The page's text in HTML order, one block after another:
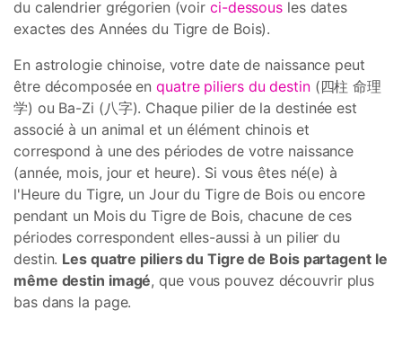
du calendrier grégorien (voir ci-dessous les dates
exactes des Années du Tigre de Bois).
En astrologie chinoise, votre date de naissance peut
être décomposée enquatre piliers du destin(四柱 命理
学) ou Ba-Zi (八字). Chaque pilier de la destinée est
associé à un animal et un élément chinois et
correspond à une des périodes de votre naissance
(année, mois, jour et heure). Si vous êtes né(e) à
l'Heure du Tigre, un Jour du Tigre de Bois ou encore
pendant un Mois du Tigre de Bois, chacune de ces
périodes correspondent elles-aussi à un pilier du
destin. Les quatre piliers du Tigre de Bois partagent le
même destin imagé, que vous pouvez découvrir plus
bas dans la page.